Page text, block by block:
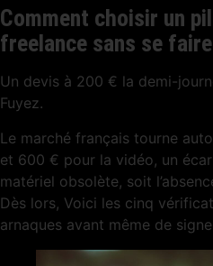
Comment choisir un
freelance sans se
Un devis à 200 € la demi-
Fuyez.
Le marché français tourne
et 600 € pour la vidéo, un
matériel obsolète, soit
Dès lors, Voici les cinq
arnaques avant même de